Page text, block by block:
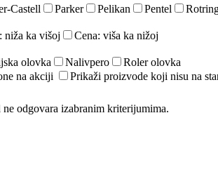
Castell Parker Pelikan Pentel
niža ka višoj
Cena: viša ka nižoj
olovka Nalivpero
Roler olovka
na akciji
Prikaži proizvode koji nisu na
odgovara izabranim kriterijumima.